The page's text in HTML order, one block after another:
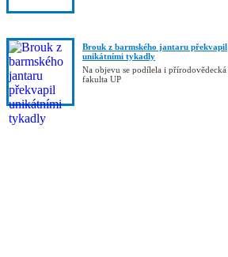
Brouk z barmského jantaru překvapil
unikátními tykadly
Na objevu se podílela i přírodovědecká
fakulta UP